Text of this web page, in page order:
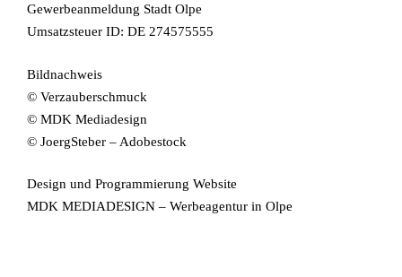
Gewerbeanmeldung Stadt Olpe
Umsatzsteuer ID: DE 274575555
Bildnachweis
© Verzauberschmuck
© MDK Mediadesign
© JoergSteber – Adobestock
Design und Programmierung Website
MDK MEDIADESIGN – Werbeagentur in Olpe